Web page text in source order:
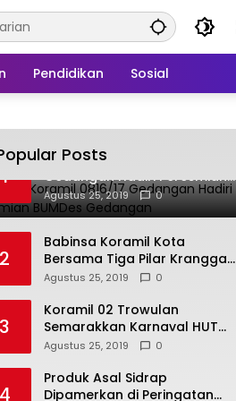
Pendidikan Sosial
Posts
1
Babinsa Koramil 0816/17
Gedangan Hadiri Peresmian
BUMDes Gedangan
Agustus 25, 2019 0
2
Babinsa Koramil Kota
Bersama Tiga Pilar Kranggan
Gelar Rakor
Agustus 25, 2019 0
3
Koramil 02 Trowulan
Semarakkan Karnaval HUT
Ke-74 Kemerdekaan RI
Agustus 25, 2019 0
Produk Asal Sidrap
Dipamerkan di Peringatan